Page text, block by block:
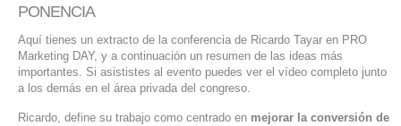
MARKETING DIGITAL
EMAIL MARKETING
PONENCIA
Aquí tienes un extracto de la conferencia de Ricardo Tayar en PRO
Marketing DAY, y a continuación un resumen de las ideas más
importantes. Si asististes al evento puedes ver el vídeo completo junto
a los demás en el área privada del congreso.
Ricardo, define su trabajo como centrado en mejorar la conversión de